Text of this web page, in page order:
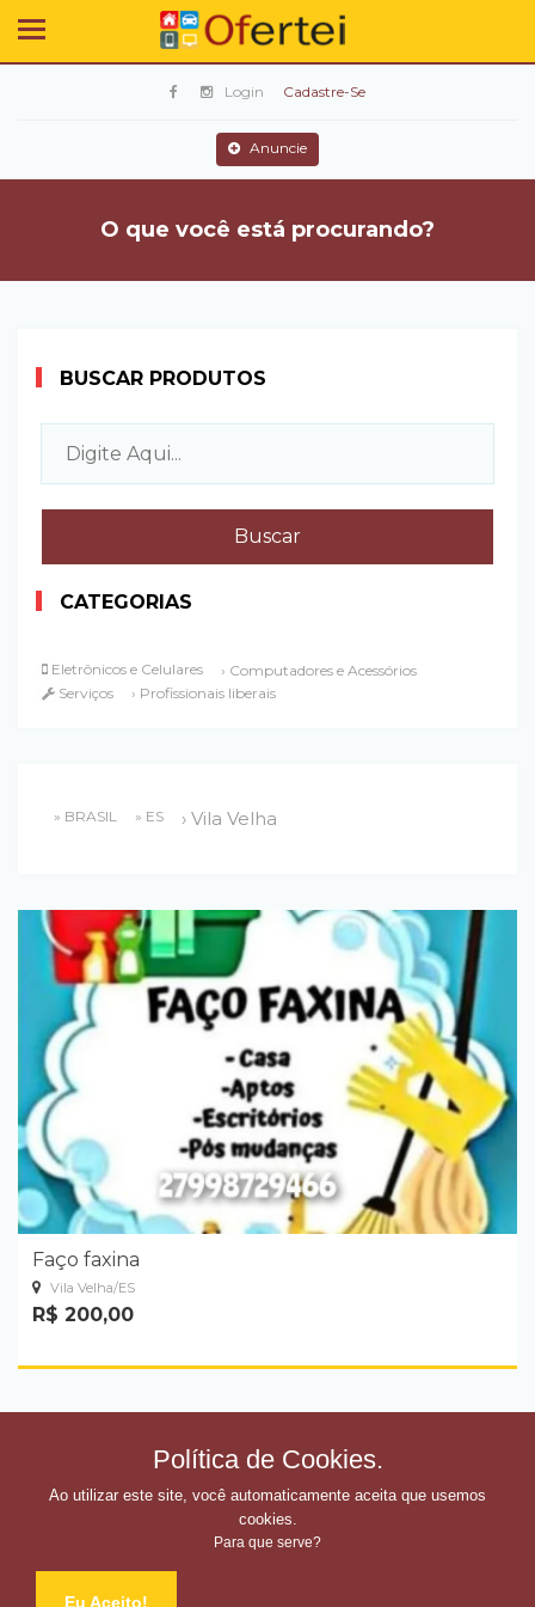
Login Cadastre-Se
Anuncie
O que você está procurando?
BUSCAR PRODUTOS
CATEGORIAS
Eletrônicos e Celulares
› Computadores e Acessórios
Serviços
› Profissionais liberais
» BRASIL » ES › Vila Velha
Faço faxina
Vila Velha/ES
R$ 200,00
Política de Cookies.
Ao utilizar este site, você automaticamente aceita que usemos
cookies.
Para que serve?
Eu Aceito!